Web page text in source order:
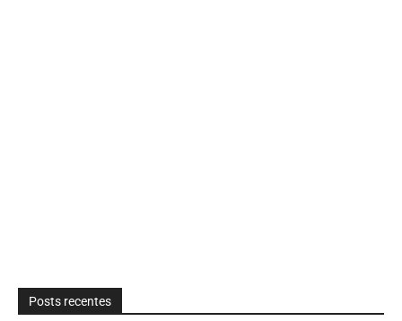
Posts recentes